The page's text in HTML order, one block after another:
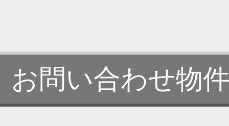
お問い合わせ物